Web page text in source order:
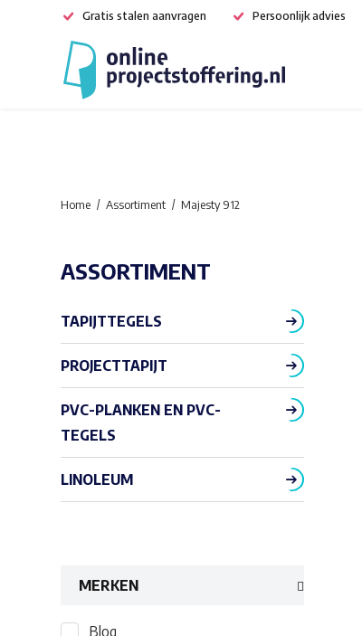
Gratis stalen aanvragen Persoonlijk advies
Home Assortiment Majesty 912
ASSORTIMENT
TAPIJTTEGELS
PROJECTTAPIJT
PVC-PLANKEN EN PVC-
TEGELS
LINOLEUM
MERKEN
Bloq